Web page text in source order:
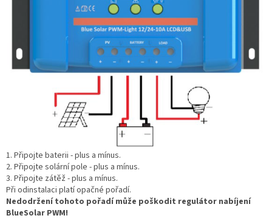
1. Připojte baterii - plus a mínus.
2. Připojte solární pole - plus a mínus.
3. Připojte zátěž - plus a mínus.
Při odinstalaci platí opačné pořadí.
Nedodržení tohoto pořadí může poškodit regulátor nabíjení
BlueSolar PWM!